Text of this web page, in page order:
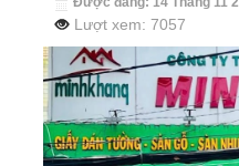
Lượt xem: 7057